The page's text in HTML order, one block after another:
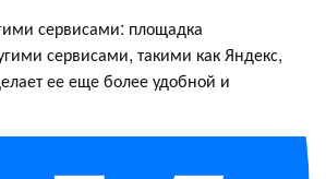
сервисами: площадка
сервисами, такими как Яндекс,
ее еще более удобной и